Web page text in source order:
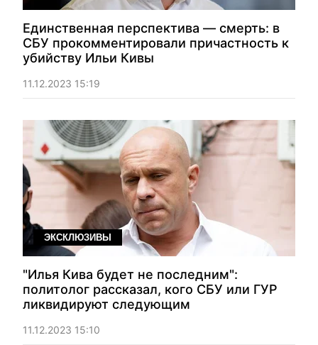
Единственная перспектива — смерть: в
СБУ прокомментировали причастность к
убийству Ильи Кивы
11.12.2023 15:19
ЭКСКЛЮЗИВЫ
"Илья Кива будет не последним":
политолог рассказал, кого СБУ или ГУР
ликвидируют следующим
11.12.2023 15:10